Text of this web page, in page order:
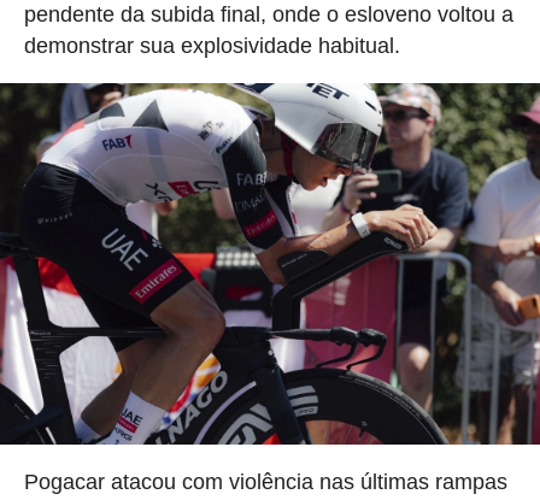
pendente da subida final, onde o esloveno voltou a
demonstrar sua explosividade habitual.
Pogacar atacou com violência nas últimas rampas